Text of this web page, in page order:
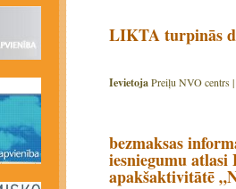
LIKTA turpinās
IevietojaPreiļu NVO centrs |
bezmaksas
iesniegumu
apakšaktivitātē